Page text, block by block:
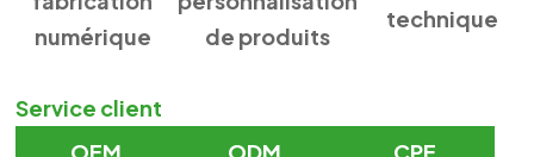
numérique
de produits
technique
Service client
OEM
ODM CPE